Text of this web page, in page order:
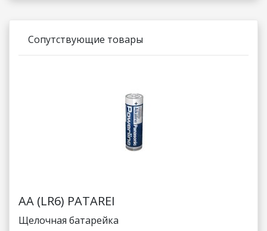
Сопутствующие товары
AA (LR6) PATAREI
Щелочная батарейка